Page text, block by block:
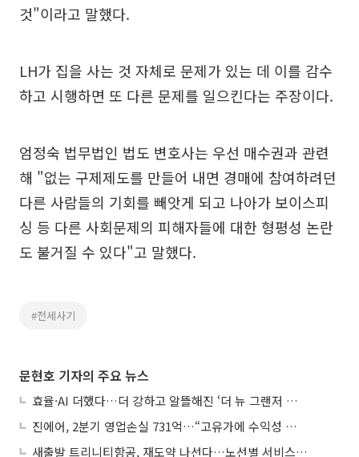
것"이라고 말했다.
LH가 집을 사는 것 자체로 문제가 있는 데 이를 감수
하고 시행하면 또 다른 문제를 일으킨다는 주장이다.
엄정숙 법무법인 법도 변호사는 우선 매수권과 관련
해 "없는 구제제도를 만들어 내면 경매에 참여하려던
다른 사람들의 기회를 빼앗게 되고 나아가 보이스피
싱 등 다른 사회문제의 피해자들에 대한 형평성 논란
도 불거질 수 있다"고 말했다.
#전세사기
문현호 기자의 주요 뉴스
효율·AI 더했다…더 강하고 알뜰해진 ‘더 뉴 그랜저 하이브리드’
진에어, 2분기 영업손실 731억…“고유가에 수익성 악화”
새출발 트리니티항공, 재도약 나선다…노선별 서비스 차별화